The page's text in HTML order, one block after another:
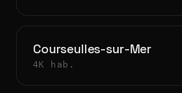
Courseulles-sur-Mer
4K hab.